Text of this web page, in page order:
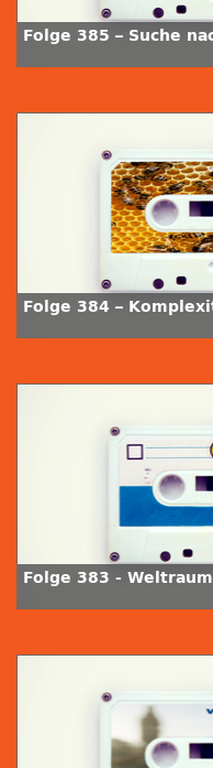
Folge 385 – Suche
Folge 384 –
Folge 383 -